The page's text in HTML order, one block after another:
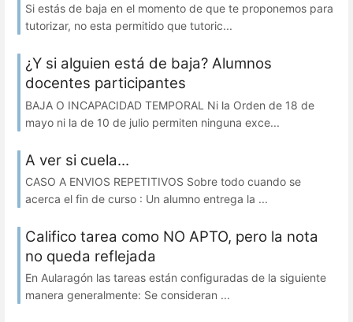
Si estás de baja en el momento de que te proponemos para
tutorizar, no esta permitido que tutoric...
¿Y si alguien está de baja? Alumnos
docentes participantes
BAJA O INCAPACIDAD TEMPORAL Ni la Orden de 18 de
mayo ni la de 10 de julio permiten ninguna exce...
A ver si cuela...
CASO A ENVIOS REPETITIVOS Sobre todo cuando se
acerca el fin de curso : Un alumno entrega la ...
Califico tarea como NO APTO, pero la nota
no queda reflejada
En Aularagón las tareas están configuradas de la siguiente
manera generalmente: Se consideran ...